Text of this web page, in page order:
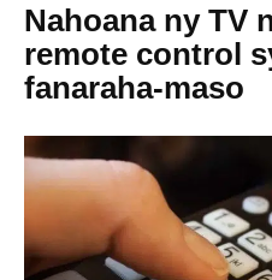
Nahoana ny TV
remote control
fanaraha-maso